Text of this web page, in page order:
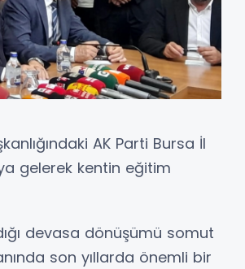
AK Parti Bursa İl
gelerek kentin eğitim
devasa dönüşümü somut
son yıllarda önemli bir